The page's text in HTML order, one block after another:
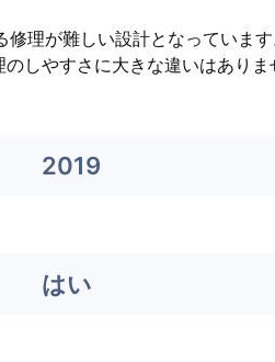
理が難しい設計となっていま
しやすさに大きな違いはありま
2019
はい